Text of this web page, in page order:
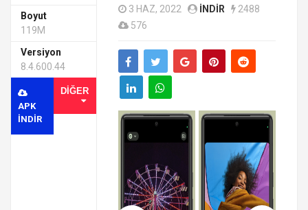
Boyut
119M
Versiyon
8.4.600.44
APK
INDIR
DIĞER
3 HAZ, 2022 INDIR
2488
576